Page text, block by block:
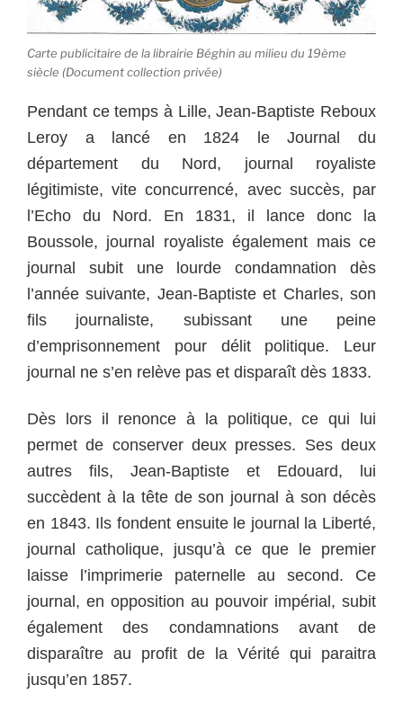
Carte publicitaire de la librairie Béghin au milieu du 19ème
siècle (Document collection privée)
Pendant ce temps à Lille, Jean-Baptiste Reboux
Leroy a lancé en 1824 le Journal du
département du Nord, journal royaliste
légitimiste, vite concurrencé, avec succès, par
l’Echo du Nord. En 1831, il lance donc la
Boussole, journal royaliste également mais ce
journal subit une lourde condamnation dès
l’année suivante, Jean-Baptiste et Charles, son
fils journaliste, subissant une peine
d’emprisonnement pour délit politique. Leur
journal ne s’en relève pas et disparaît dès 1833.
Dès lors il renonce à la politique, ce qui lui
permet de conserver deux presses. Ses deux
autres fils, Jean-Baptiste et Edouard, lui
succèdent à la tête de son journal à son décès
en 1843. Ils fondent ensuite le journal la Liberté,
journal catholique, jusqu’à ce que le premier
laisse l’imprimerie paternelle au second. Ce
journal, en opposition au pouvoir impérial, subit
également des condamnations avant de
disparaître au profit de la Vérité qui paraitra
jusqu’en 1857.